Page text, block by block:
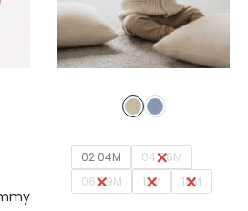
02 04M
04 06M
06 09M
12M 18M